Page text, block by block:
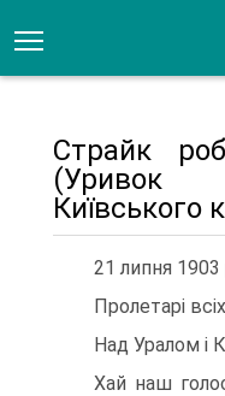
Страйк
(Уривок
Київського
21 липня 1903
Пролетарі
Над Уралом і
Хай наш